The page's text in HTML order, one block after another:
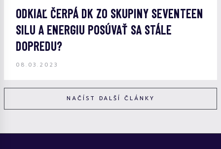
ODKIAĽ ČERPÁ DK ZO SKUPINY SEVENTEEN
SILU A ENERGIU POSÚVAŤ SA STÁLE
DOPREDU?
08.03.2023
NAČÍST DALŠÍ ČLÁNKY